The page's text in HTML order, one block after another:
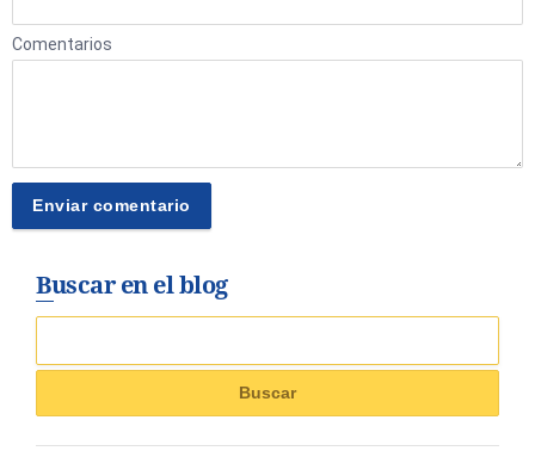
Comentarios
Buscar en el blog